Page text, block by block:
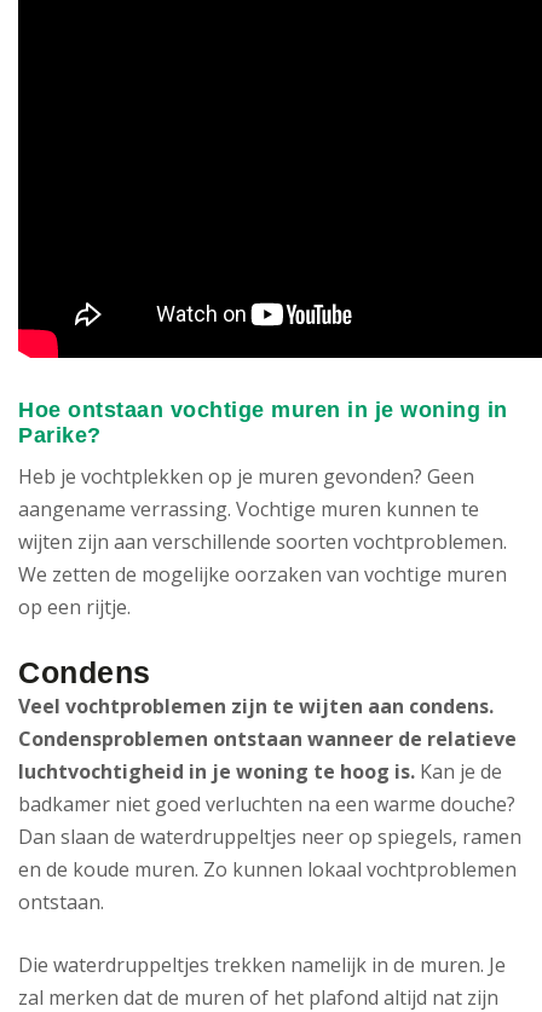
Hoe ontstaan vochtige muren in je woning in
Parike?
Heb je vochtplekken op je muren gevonden? Geen
aangename verrassing. Vochtige muren kunnen te
wijten zijn aan verschillende soorten vochtproblemen.
We zetten de mogelijke oorzaken van vochtige muren
op een rijtje.
Condens
Veel vochtproblemen zijn te wijten aan condens.
Condensproblemen ontstaan wanneer de relatieve
luchtvochtigheid in je woning te hoog is. Kan je de
badkamer niet goed verluchten na een warme douche?
Dan slaan de waterdruppeltjes neer op spiegels, ramen
en de koude muren. Zo kunnen lokaal vochtproblemen
ontstaan.
Die waterdruppeltjes trekken namelijk in de muren. Je
zal merken dat de muren of het plafond altijd nat zijn